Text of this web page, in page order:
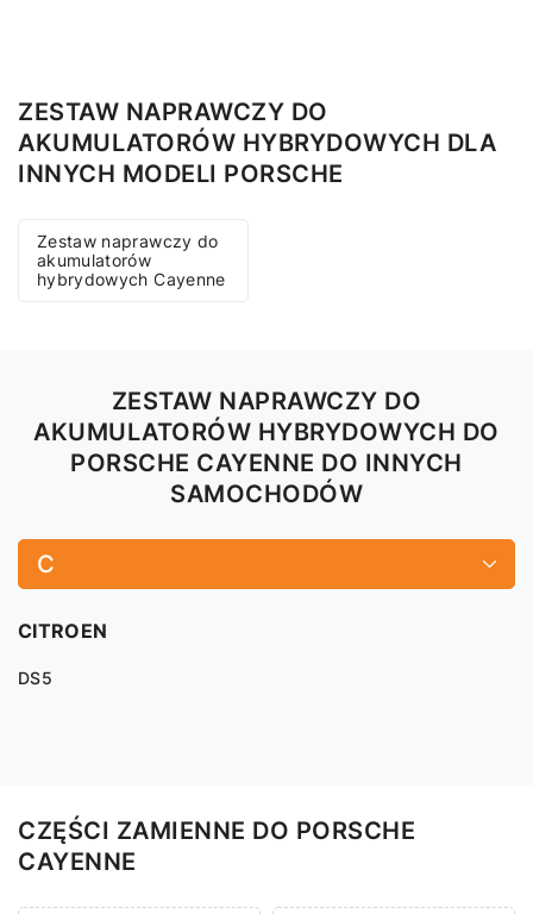
ZESTAW NAPRAWCZY DO
AKUMULATORÓW HYBRYDOWYCH DLA
INNYCH MODELI PORSCHE
Zestaw naprawczy do
akumulatorów
hybrydowych Cayenne
ZESTAW NAPRAWCZY DO
AKUMULATORÓW HYBRYDOWYCH DO
PORSCHE CAYENNE DO INNYCH
SAMOCHODÓW
C
CITROEN
DS5
CZĘŚCI ZAMIENNE DO PORSCHE
CAYENNE